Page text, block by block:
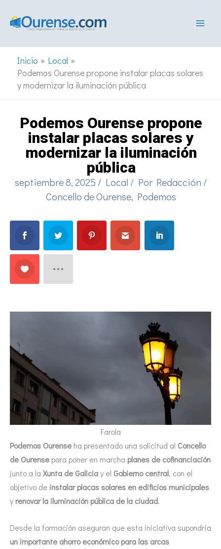
Inicio
Local
Podemos Ourense propone instalar placas solares
y modernizar la iluminación pública
Podemos Ourense propone
instalar placas solares y
modernizar la iluminación
pública
septiembre 8, 2025 / Local / Por Redacción /
Concello de Ourense, Podemos
Farola
Podemos Ourense ha presentado una solicitud al Concello
de Ourense para poner en marcha planes de cofinanciación
junto a la Xunta de Galiciay el Gobierno central, con el
objetivo de instalar placas solares en edificios municipales
y renovar la iluminación pública de la ciudad.
Desde la formación aseguran que esta iniciativa supondría
un importante ahorro económico para las arcas